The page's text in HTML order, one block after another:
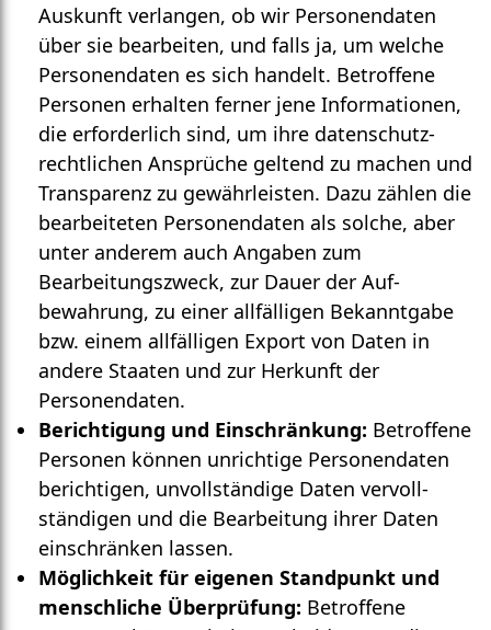
Auskunft verlangen, ob wir Personen­daten
über sie bearbeiten, und falls ja, um welche
Personen­daten es sich handelt. Betroffene
Personen erhalten ferner jene Infor­mationen,
die erforder­lich sind, um ihre daten­schutz­
rechtlichen Ansprüche geltend zu machen und
Trans­parenz zu gewähr­leisten. Dazu zählen die
bearbeiteten Personen­daten als solche, aber
unter anderem auch Angaben zum
Bearbeitungs­zweck, zur Dauer der Auf­
bewahrung, zu einer all­fälligen Bekannt­gabe
bzw. einem all­fälligen Export von Daten in
andere Staaten und zur Herkunft der
Personen­daten.
Berichtigung und Einschränkung: Betroffene
Personen können unrichtige Personen­daten
berichtigen, unvoll­ständige Daten vervoll­
ständigen und die Bear­beitung ihrer Daten
ein­schränken lassen.
Möglichkeit für eigenen Stand­punkt und
mensch­liche Überprüfung: Betroffene